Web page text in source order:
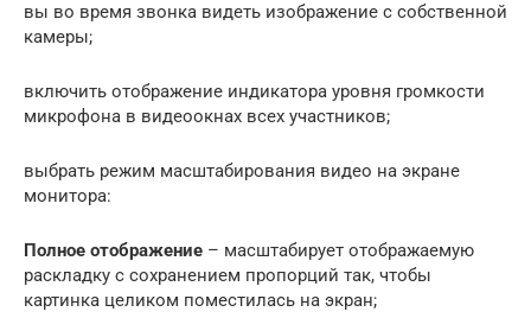
вы во время звонка видеть изображение с собственной
камеры;
включить отображение индикатора уровня громкости
микрофона в видеоокнах всех участников;
выбрать режим масштабирования видео на экране
монитора:
Полное отображение – масштабирует отображаемую
раскладку с сохранением пропорций так, чтобы
картинка целиком поместилась на экран;